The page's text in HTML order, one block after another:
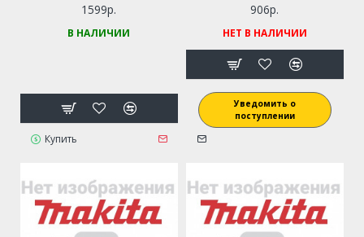
1599р.
В НАЛИЧИИ
Купить
906р.
НЕТ В НАЛИЧИИ
Уведомить о
поступлении